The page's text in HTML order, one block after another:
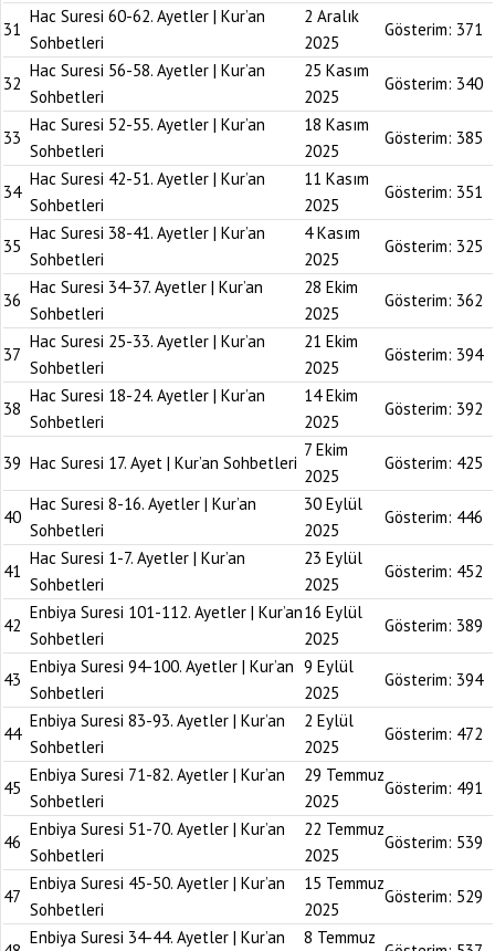
31
Hac Suresi 60-62. Ayetler | Kur’an
Sohbetleri
2 Aralık
2025
Gösterim: 371
32
Hac Suresi 56-58. Ayetler | Kur’an
Sohbetleri
25 Kasım
2025
Gösterim: 340
33
Hac Suresi 52-55. Ayetler | Kur’an
Sohbetleri
18 Kasım
2025
Gösterim: 385
34
Hac Suresi 42-51. Ayetler | Kur’an
Sohbetleri
11 Kasım
2025
Gösterim: 351
35
Hac Suresi 38-41. Ayetler | Kur’an
Sohbetleri
4 Kasım
2025
Gösterim: 325
36
Hac Suresi 34-37. Ayetler | Kur’an
Sohbetleri
28 Ekim
2025
Gösterim: 362
37
Hac Suresi 25-33. Ayetler | Kur’an
Sohbetleri
21 Ekim
2025
Gösterim: 394
38
Hac Suresi 18-24. Ayetler | Kur’an
Sohbetleri
14 Ekim
2025
Gösterim: 392
39 Hac Suresi 17. Ayet | Kur’an Sohbetleri
7 Ekim
2025
Gösterim: 425
40
Hac Suresi 8-16. Ayetler | Kur’an
Sohbetleri
30 Eylül
2025
Gösterim: 446
41
Hac Suresi 1-7. Ayetler | Kur’an
Sohbetleri
23 Eylül
2025
Gösterim: 452
42
Enbiya Suresi 101-112. Ayetler | Kur’an
Sohbetleri
16 Eylül
2025
Gösterim: 389
43
Enbiya Suresi 94-100. Ayetler | Kur’an
Sohbetleri
9 Eylül
2025
Gösterim: 394
44
Enbiya Suresi 83-93. Ayetler | Kur’an
Sohbetleri
2 Eylül
2025
Gösterim: 472
45
Enbiya Suresi 71-82. Ayetler | Kur’an
Sohbetleri
29 Temmuz
2025
Gösterim: 491
46
Enbiya Suresi 51-70. Ayetler | Kur’an
Sohbetleri
22 Temmuz
2025
Gösterim: 539
47
Enbiya Suresi 45-50. Ayetler | Kur’an
Sohbetleri
15 Temmuz
2025
Gösterim: 529
Enbiya Suresi 34-44. Ayetler | Kur’an 8 Temmuz